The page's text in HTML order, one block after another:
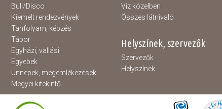
Buli/Disco
Kiemelt rendezvények
Tanfolyam, képzés
Tábor
Egyházi, vallási
Egyebek
Ünnepek, megemlékezések
Megyei kitekintő
Víz közelben
Összes látnivaló
Helyszínek, szervezők
Szervezők
Helyszínek